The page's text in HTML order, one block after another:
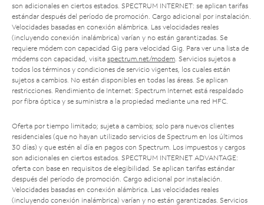
son adicionales en ciertos estados. SPECTRUM INTERNET: se aplican tarifas
estándar después del período de promoción. Cargo adicional por instalación.
Velocidades basadas en conexión alámbrica. Las velocidades reales
(incluyendo conexión inalámbrica) varían y no están garantizadas. Se
requiere módem con capacidad Gig para velocidad Gig. Para ver una lista de
módems con capacidad, visita spectrum.net/modem . Servicios sujetos a
todos los términos y condiciones de servicio vigentes, los cuales están
sujetos a cambios. No están disponibles en todas las áreas. Se aplican
restricciones. Rendimiento de Internet: Spectrum Internet está respaldado
por fibra óptica y se suministra a la propiedad mediante una red HFC.
Oferta por tiempo limitado; sujeta a cambios; solo para nuevos clientes
residenciales (que no hayan utilizado servicios de Spectrum en los últimos
30 días) y que estén al día en pagos con Spectrum. Los impuestos y cargos
son adicionales en ciertos estados. SPECTRUM INTERNET ADVANTAGE:
oferta con base en requisitos de elegibilidad. Se aplican tarifas estándar
después del período de promoción. Cargo adicional por instalación.
Velocidades basadas en conexión alámbrica. Las velocidades reales
(incluyendo conexión inalámbrica) varían y no están garantizadas. Servicios